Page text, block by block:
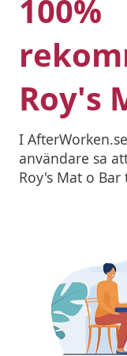
100%
Roy's
I
användare sa
Roy's Mat o